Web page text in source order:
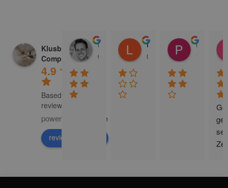
Klusbedrijf CG
Company
4.9
Based on 129
reviews
powered by e
review us on
Donald Vossen
08:28 17 Dec 24
Lisa Vlok
06:41 08 Oct 24
Peter A Valk
10:58 31
ge